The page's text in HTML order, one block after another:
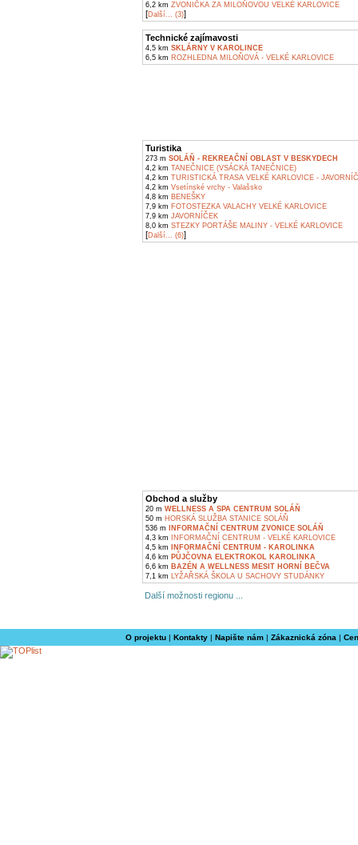
6,2 km ZVONIČKA ZA MILOŇOVOU VELKÉ KARLOVICE
[Další... (3)]
Technické zajímavosti
4,5 km SKLÁRNY V KAROLINCE
6,5 km ROZHLEDNA MILOŇOVÁ - VELKÉ KARLOVICE
Turistika
273 m SOLÁŇ - REKREAČNÍ OBLAST V BESKYDECH
4,2 km TANEČNICE (VSÁCKÁ TANEČNICE)
4,2 km TURISTICKÁ TRASA VELKÉ KARLOVICE -
4,2 km Vsetínské vrchy - Valašsko
4,8 km BENEŠKY
7,9 km FOTOSTEZKA VALACHY VELKÉ KARLOVICE
7,9 km JAVORNÍČEK
8,0 km STEZKY PORTÁŠE MALINY - VELKÉ KARLOVICE
[Další... (6)]
Obchod a služby
20 m WELLNESS A SPA CENTRUM SOLÁŇ
50 m HORSKÁ SLUŽBA STANICE SOLÁŇ
536 m
INFORMAČNÍ CENTRUM ZVONICE SOLÁŇ
4,3 km INFORMAČNÍ CENTRUM - VELKÉ KARLOVICE
4,5 km
INFORMAČNÍ CENTRUM - KAROLINKA
4,6 km PŮJČOVNA ELEKTROKOL KAROLINKA
6,6 km BAZÉN A WELLNESS MESIT HORNÍ BEČVA
7,1 km LYŽAŘSKÁ ŠKOLA U SACHOVY STUDÁNKY
Další možnosti regionu ...
O projektu| Kontakty| Napište nám| Zákaznická zóna |